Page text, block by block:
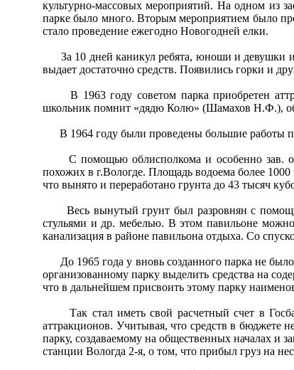
культурно-массовых мероприятий. На одном из
парке было много. Вторым мероприятием было
стало проведение ежегодно Новогодней елки.
За 10 дней каникул ребята, юноши и девушки
выдает достаточно средств. Появились горки и
В 1963 году советом парка приобретен
школьник помнит «дядю Колю» (Шамахов Н.Ф.),
В 1964 году были проведены большие работы
С помощью облисполкома и особенно зав.
похожих в г.Вологде. Площадь водоема более
что вынято и переработано грунта до 43 тысяч
Весь вынутый грунт был разровнян с
стульями и др. мебелью. В этом павильоне
канализация в районе павильона отдыха. Со
До 1965 года у вновь созданного парка не было
организованному парку выделить средства на
что в дальнейшем присвоить этому парку
Так стал иметь свой расчетный счет в
аттракционов. Учитывая, что средств в бюджете
парку, создаваемому на общественных началах и
станции Вологда 2-я, о том, что прибыл груз на